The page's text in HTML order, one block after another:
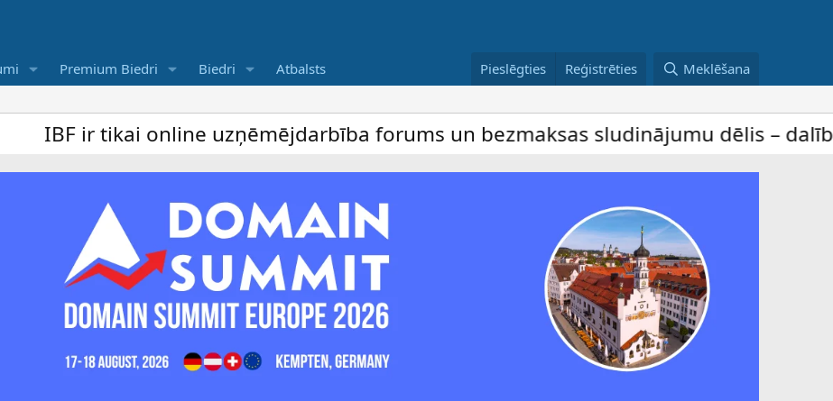
Premium Biedri Biedri Atbalsts Pieslēgties Reģistrēties Meklēšana
online uzņēmējdarbība forums un bezmaksas sludinājumu dēlis – dalība ir bez